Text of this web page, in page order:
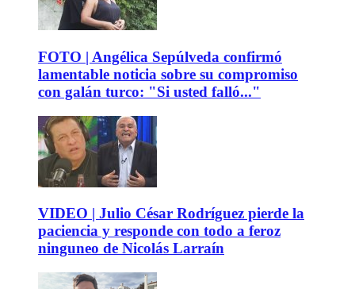
FOTO | Angélica Sepúlveda confirmó
lamentable noticia sobre su compromiso
con galán turco: "Si usted falló..."
VIDEO | Julio César Rodríguez pierde la
paciencia y responde con todo a feroz
ninguneo de Nicolás Larraín